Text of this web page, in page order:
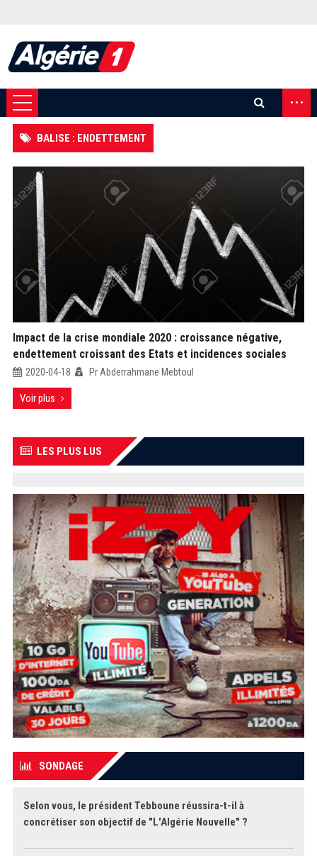
...
BALISE : ENDETTEMENT
Impact de la crise mondiale 2020 : croissance négative,
endettement croissant des Etats et incidences sociales
2020-04-18 Pr Abderrahmane Mebtoul
Voir plus
LES PLUS LUS
SONDAGE
Selon vous, le président Tebboune réussira-t-il à
concrétiser son objectif de "L'Algérie Nouvelle" ?